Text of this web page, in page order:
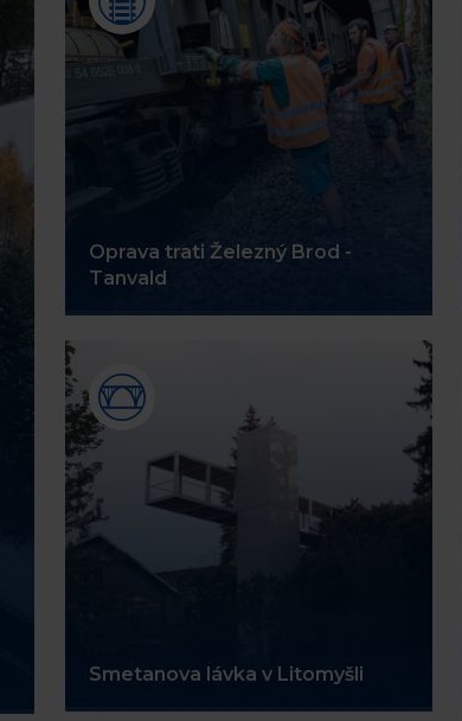
Oprava trati Železný Brod -
Tanvald
Smetanova lávka v Litomyšli